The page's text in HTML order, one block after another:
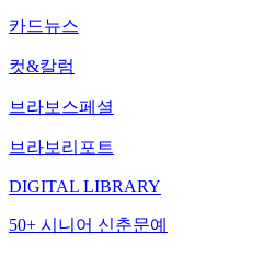
카드뉴스
컷&칼럼
브라보스페셜
브라보리포트
DIGITAL LIBRARY
50+ 시니어 신춘문예